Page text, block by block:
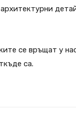
се връщат у
са.